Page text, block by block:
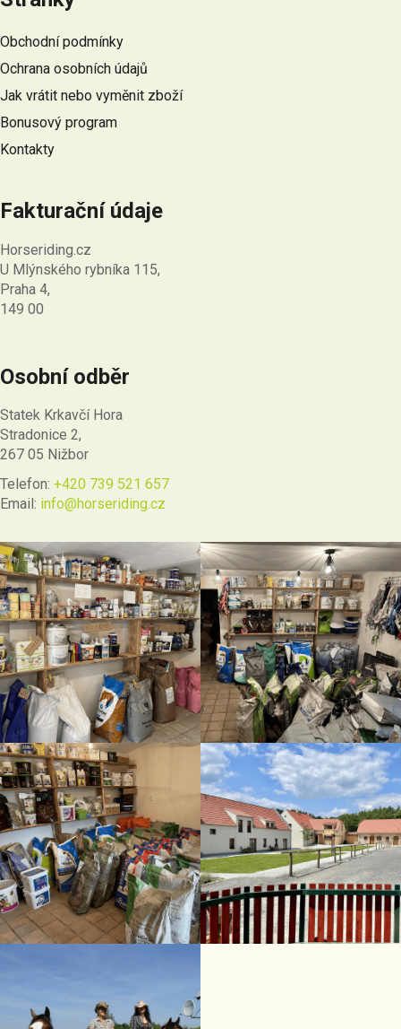
p
a
í
Obchodní podmínky
Ochrana osobních údajů
Jak vrátit nebo vyměnit zboží
Bonusový program
Kontakty
Fakturační údaje
Horseriding.cz
U Mlýnského rybníka 115,
Praha 4,
149 00
Osobní odběr
Statek Krkavčí Hora
Stradonice 2,
267 05 Nižbor
Telefon: +420 739 521 657
Email: info@horseriding.cz